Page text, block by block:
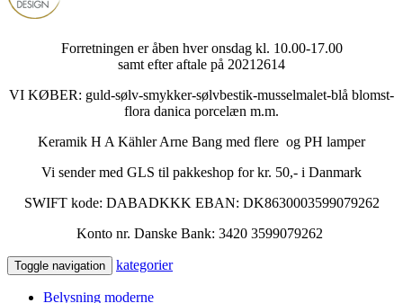
Forretningen er åben hver onsdag kl. 10.00-17.00
samt efter aftale på 20212614
VI KØBER: guld-sølv-smykker-sølvbestik-musselmalet-blå blomst-
flora danica porcelæn m.m.
Keramik H A Kähler Arne Bang med flere og PH lamper
Vi sender med GLS til pakkeshop for kr. 50,- i Danmark
SWIFT kode: DABADKKK EBAN: DK8630003599079262
Konto nr. Danske Bank: 3420 3599079262
Toggle navigation kategorier
Belysning moderne